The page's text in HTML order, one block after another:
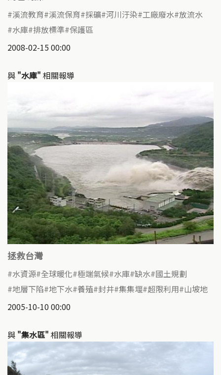
溪流教育 溪流保育 採礦 河川汙染 工廠廢水 放流水
水庫 排放標準 保護區
2008-02-15 00:00
與 "水庫" 相關報導
拯救台灣
水資源 全球暖化 極端氣候 水庫 缺水 國土規劃
地層下陷 地下水 養殖 封井 集集堰 超限利用 山坡地
2005-10-10 00:00
與 "集水區" 相關報導